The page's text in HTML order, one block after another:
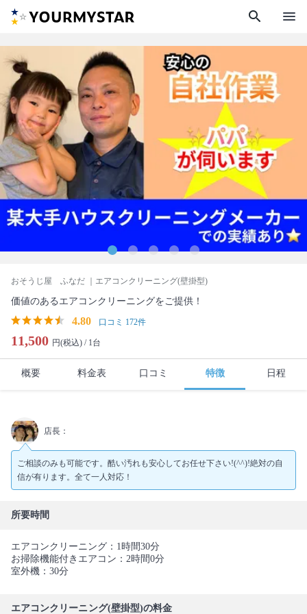
search menu
おそうじ屋 ふなだ ｜エアコンクリーニング(壁掛型)
価値のあるエアコンクリーニングをご提供！
4.80 口コミ 172件
11,500 円(税込) / 1台
概要 料金表 口コミ 特徴 日程
店長：
ご相談のみも可能です。酷い汚れも安心してお任せ下さい!(^^)!絶対の自
信が有ります。全て一人対応！
所要時間
エアコンクリーニング：1時間30分
お掃除機能付きエアコン：2時間0分
室外機：30分
エアコンクリーニング(壁掛型)の料金